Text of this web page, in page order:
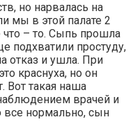
но нарвалась на
мы в этой палате 2
что – то. Сыпь прошла
подхватили простуду,
отказ и ушла. При
краснуха, но он
Вот такая наша
врачей и
все нормально, сын